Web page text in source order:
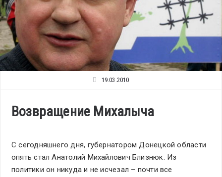
19.03.2010
Возвращение Михалыча
C сегодняшнего дня, губернатором Донецкой области
опять стал Анатолий Михайлович Близнюк. Из
политики он никуда и не исчезал – почти все